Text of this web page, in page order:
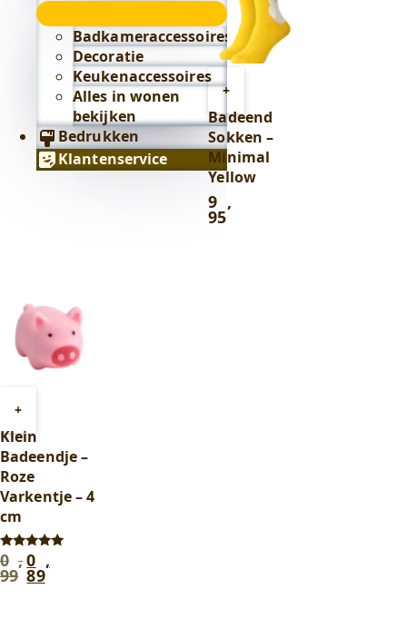
submenu
Badkameraccessoires
Decoratie
Keukenaccessoires
Alles in wonen
bekijken
Bedrukken
Klantenservice
+
aan
winkelwagen
Badeend
Sokken –
Minimal
Yellow
9 ,
95
+
winkelwagen
Klein
Badeendje –
Roze
Varkentje – 4
cm
Gewaardeerd
5.00
uit 5
0 ,
99
Oorspronkelijke
prijs
0 ,
89
Huidige